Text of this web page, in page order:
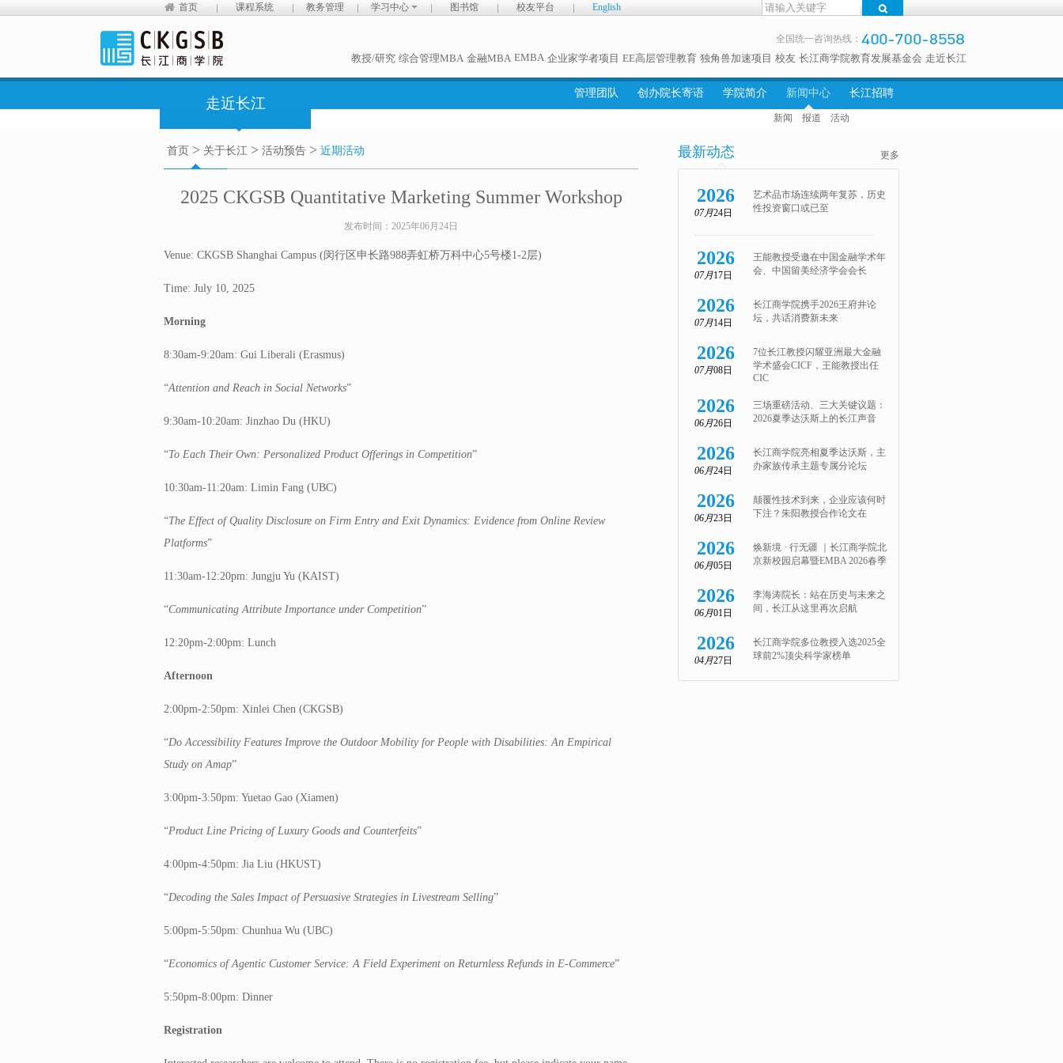
首页 课程系统 教务管理 学习中心 图书馆 校友平台 English
全国统一咨询热线：
教授/研究 综合管理MBA 金融MBA EMBA 企业家学者项目 EE高层管理教育 独角兽加速项目 校友 长江商学院教育发展基金会 走近长江
走近长江
管理团队 创办院长寄语 学院简介 新闻中心
新闻 报道 活动
长江招聘
首页 > 关于长江 > 活动预告 > 近期活动
2025 CKGSB Quantitative Marketing Summer Workshop
发布时间： 2025年06月24日
Venue: CKGSB Shanghai Campus (闵行区申长路988弄虹桥万科中心5号楼1-2层)
Time: July 10, 2025
Morning
8:30am-9:20am: Gui Liberali (Erasmus)
“Attention and Reach in Social Networks”
9:30am-10:20am: Jinzhao Du (HKU)
“To Each Their Own: Personalized Product Offerings in Competition”
10:30am-11:20am: Limin Fang (UBC)
“The Effect of Quality Disclosure on Firm Entry and Exit Dynamics: Evidence from Online Review
Platforms”
11:30am-12:20pm: Jungju Yu (KAIST)
“Communicating Attribute Importance under Competition”
12:20pm-2:00pm: Lunch
Afternoon
2:00pm-2:50pm: Xinlei Chen (CKGSB)
“Do Accessibility Features Improve the Outdoor Mobility for People with Disabilities: An Empirical
Study on Amap”
3:00pm-3:50pm: Yuetao Gao (Xiamen)
“Product Line Pricing of Luxury Goods and Counterfeits”
4:00pm-4:50pm: Jia Liu (HKUST)
“Decoding the Sales Impact of Persuasive Strategies in Livestream Selling”
5:00pm-5:50pm: Chunhua Wu (UBC)
“Economics of Agentic Customer Service: A Field Experiment on Returnless Refunds in E-Commerce”
5:50pm-8:00pm: Dinner
Registration
最新动态 更多
2026
07月24日
艺术品市场连续两年复苏，历史
性投资窗口或已至
2026
07月17日
王能教授受邀在中国金融学术年
会、中国留美经济学会会长
2026
07月14日
长江商学院携手2026王府井论
坛，共话消费新未来
2026
07月08日
7位长江教授闪耀亚洲最大金融
学术盛会CICF，王能教授出任
CIC
2026
06月26日
三场重磅活动、三大关键议题：
2026夏季达沃斯上的长江声音
2026
06月24日
长江商学院亮相夏季达沃斯，主
办家族传承主题专属分论坛
2026
06月23日
颠覆性技术到来，企业应该何时
下注？朱阳教授合作论文在
2026
06月05日
焕新境 · 行无疆 ｜长江商学院北
京新校园启幕暨EMBA 2026春季
2026
06月01日
李海涛院长：站在历史与未来之
间，长江从这里再次启航
2026
04月27日
长江商学院多位教授入选2025全
球前2%顶尖科学家榜单